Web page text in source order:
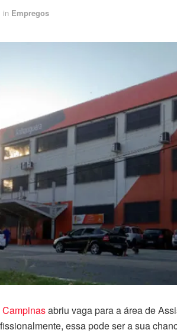
in Empregos
Campinasabriu vaga para a área de
essa pode ser a sua